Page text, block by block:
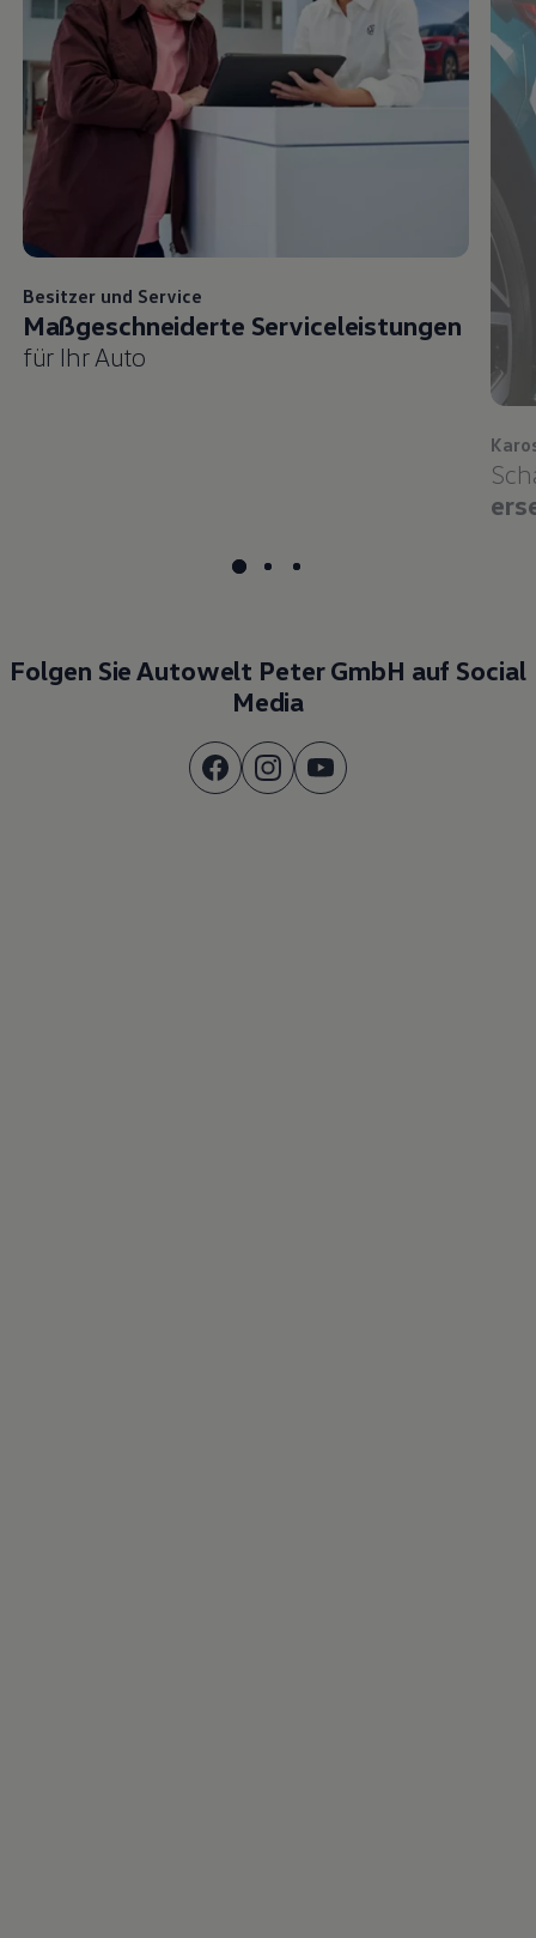
Besitzer und Service
Maßgeschneiderte Serviceleistungen
für Ihr Auto
Folgen Sie Autowelt Peter GmbH auf Social
Media